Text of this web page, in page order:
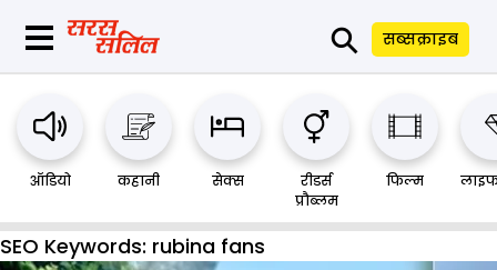
⚲ सब्सक्राइब
ऑडियो कहानी सेक्स
रीडर्स
प्रौब्लम
फिल्म
SEO Keywords: rubina fans